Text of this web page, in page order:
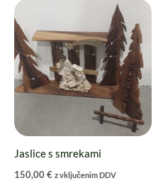
Jaslice s smrekami
150,00€ z vključenim DDV